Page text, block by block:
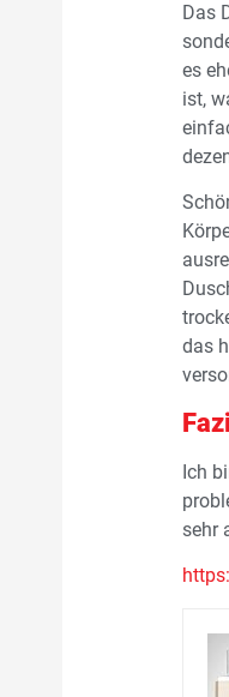
Das
es
ist,
das
Ich
sehr